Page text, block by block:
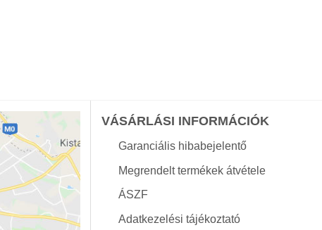
VÁSÁRLÁSI INFORMÁCIÓK
Garanciális hibabejelentő
Megrendelt termékek átvétele
ÁSZF
Adatkezelési tájékoztató